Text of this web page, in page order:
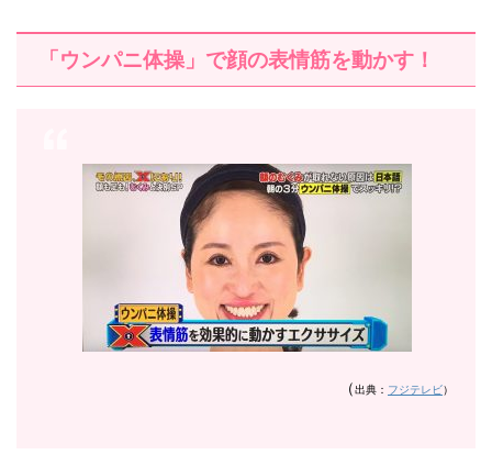
「ウンパニ体操」で顔の表情筋を動かす！
（出典： フジテレビ）